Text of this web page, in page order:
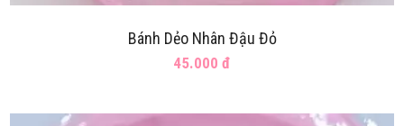
Bánh Dẻo Nhân Đậu Đỏ
45.000 đ